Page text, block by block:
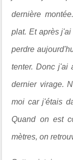
dernière
plat. Et après
perdre
tenter. Donc j'ai
dernier virage.
moi car j'étais
Quand on est
mètres, on